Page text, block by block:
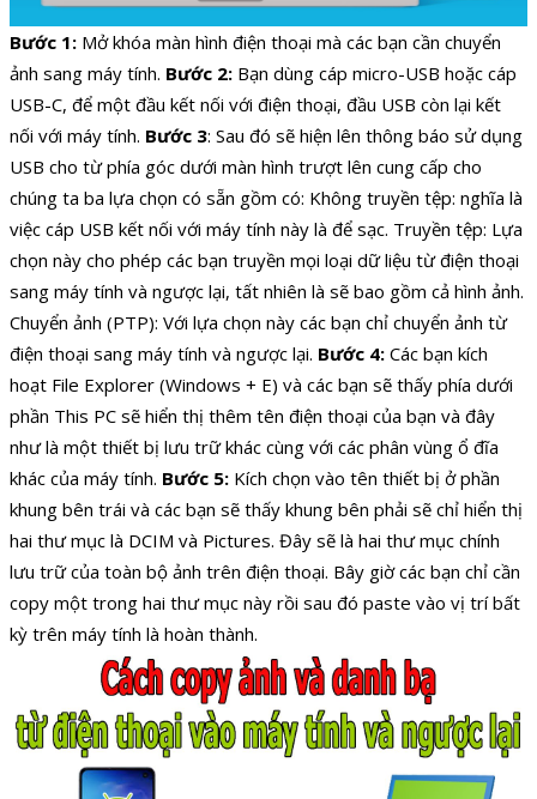
Bước 1: Mở khóa màn hình điện thoại mà các bạn cần chuyển
ảnh sang máy tính. Bước 2: Bạn dùng cáp micro-USB hoặc cáp
USB-C, để một đầu kết nối với điện thoại, đầu USB còn lại kết
nối với máy tính. Bước 3: Sau đó sẽ hiện lên thông báo sử dụng
USB cho từ phía góc dưới màn hình trượt lên cung cấp cho
chúng ta ba lựa chọn có sẵn gồm có: Không truyền tệp: nghĩa là
việc cáp USB kết nối với máy tính này là để sạc. Truyền tệp: Lựa
chọn này cho phép các bạn truyền mọi loại dữ liệu từ điện thoại
sang máy tính và ngược lại, tất nhiên là sẽ bao gồm cả hình ảnh.
Chuyển ảnh (PTP): Với lựa chọn này các bạn chỉ chuyển ảnh từ
điện thoại sang máy tính và ngược lại. Bước 4: Các bạn kích
hoạt File Explorer (Windows + E) và các bạn sẽ thấy phía dưới
phần This PC sẽ hiển thị thêm tên điện thoại của bạn và đây
như là một thiết bị lưu trữ khác cùng với các phân vùng ổ đĩa
khác của máy tính. Bước 5: Kích chọn vào tên thiết bị ở phần
khung bên trái và các bạn sẽ thấy khung bên phải sẽ chỉ hiển thị
hai thư mục là DCIM và Pictures. Đây sẽ là hai thư mục chính
lưu trữ của toàn bộ ảnh trên điện thoại. Bây giờ các bạn chỉ cần
copy một trong hai thư mục này rồi sau đó paste vào vị trí bất
kỳ trên máy tính là hoàn thành.